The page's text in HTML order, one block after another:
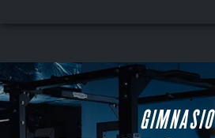
GIMNASIO